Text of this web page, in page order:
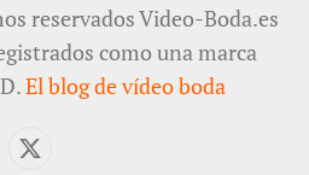
reservados Video-Boda.es
como una marca
El blog de vídeo boda